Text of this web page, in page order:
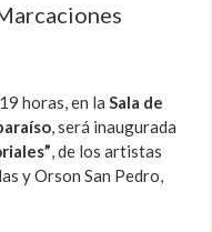
horas, en laSala de
, será inaugurada
, de los artistas
y Orson San Pedro,